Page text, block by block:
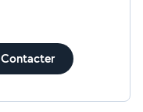
Contacter